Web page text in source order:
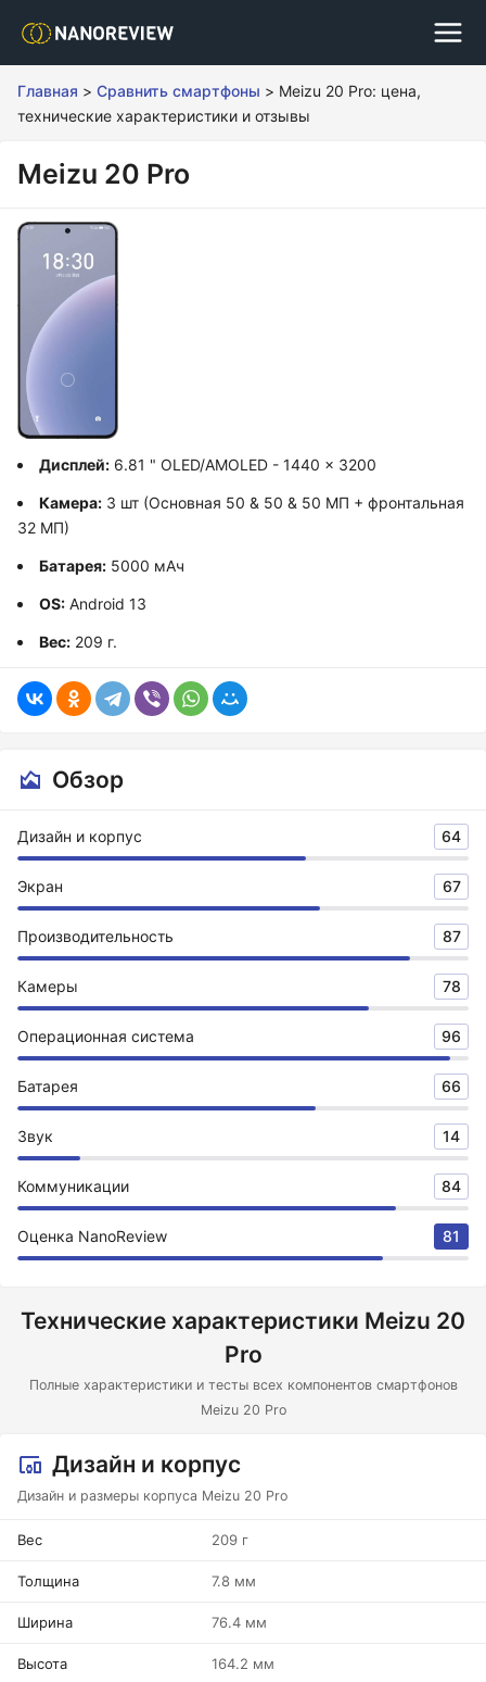
Главная > Сравнить смартфоны > Meizu 20 Pro: цена,
технические характеристики и отзывы
Meizu 20 Pro
Дисплей: 6.81 " OLED/AMOLED - 1440 x 3200
Камера: 3 шт (Основная 50 & 50 & 50 МП + фронтальная
32 МП)
Батарея: 5000 мАч
OS: Android 13
Вес: 209 г.
Обзор
Дизайн и корпус 64
Экран 67
Производительность 87
Камеры 78
Операционная система 96
Батарея 66
Звук 14
Коммуникации 84
Оценка NanoReview 81
Технические характеристики Meizu 20
Pro
Полные характеристики и тесты всех компонентов смартфонов
Meizu 20 Pro
Дизайн и корпус
Дизайн и размеры корпуса Meizu 20 Pro
Вес 209 г
Толщина 7.8 мм
Ширина 76.4 мм
Высота 164.2 мм